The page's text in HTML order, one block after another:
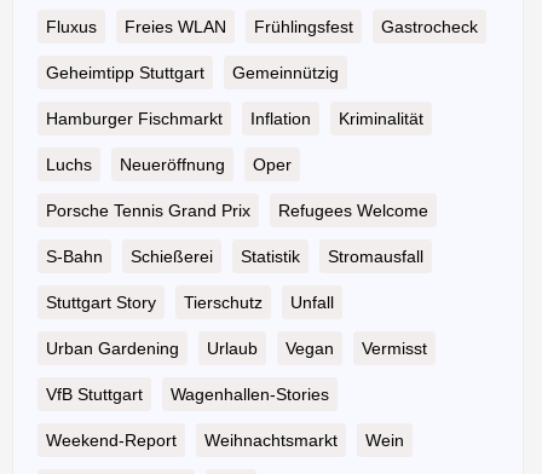
Fluxus Freies WLAN Frühlingsfest Gastrocheck
Geheimtipp Stuttgart Gemeinnützig
Hamburger Fischmarkt Inflation Kriminalität
Luchs Neueröffnung Oper
Porsche Tennis Grand Prix Refugees Welcome
S-Bahn Schießerei Statistik Stromausfall
Stuttgart Story Tierschutz Unfall
Urban Gardening Urlaub Vegan Vermisst
VfB Stuttgart Wagenhallen-Stories
Weekend-Report Weihnachtsmarkt Wein